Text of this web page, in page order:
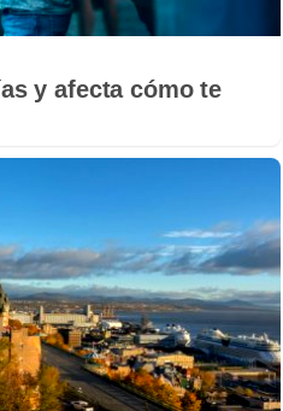
y afecta cómo te